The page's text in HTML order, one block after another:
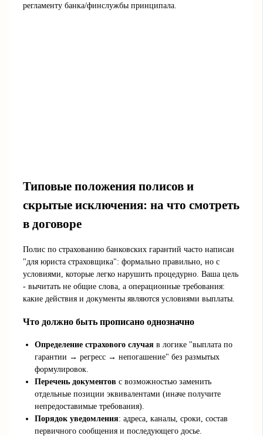
регламенту банка/финслужбы принципала.
Типовые положения полисов и
скрытые исключения: на что смотреть
в договоре
Полис по страхованию банковских гарантий часто написан
"для юриста страховщика": формально правильно, но с
условиями, которые легко нарушить процедурно. Ваша цель
- вычитать не общие слова, а операционные требования:
какие действия и документы являются условиями выплаты.
Что должно быть прописано однозначно
Определение страхового случая в логике "выплата по
гарантии → регресс → непогашение" без размытых
формулировок.
Перечень документов с возможностью заменить
отдельные позиции эквивалентами (иначе получите
непредоставимые требования).
Порядок уведомления: адреса, каналы, сроки, состав
первичного сообщения и последующего досье.